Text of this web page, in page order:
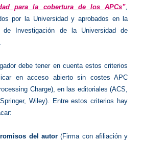
para la cobertura de los APCs”,
por la Universidad y aprobados en la
de Investigación de la Universidad de
debe tener en cuenta estos criterios
en acceso abierto sin costes APC
Charge), en las editoriales (ACS,
Wiley). Entre estos criterios hay
del autor(Firma con afiliación y